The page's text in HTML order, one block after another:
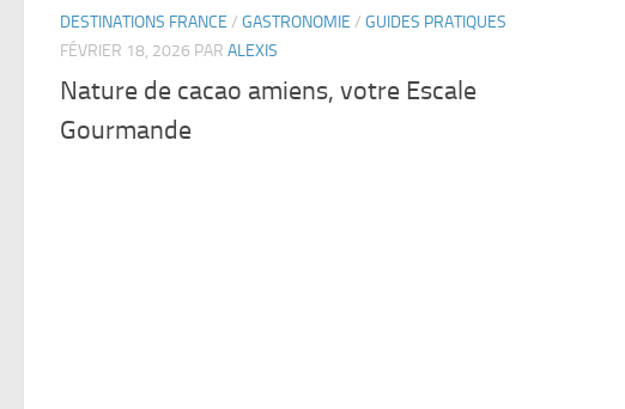
DESTINATIONS FRANCE / GASTRONOMIE / GUIDES PRATIQUES
FÉVRIER 18, 2026 PAR ALEXIS
Nature de cacao amiens, votre Escale
Gourmande